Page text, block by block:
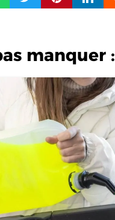
manquer :